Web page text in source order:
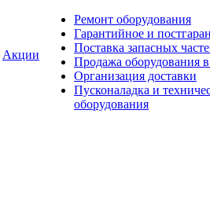
Акции
Ремонт оборудования
Гарантийное и
Поставка запасных
Продажа оборудования
Организация доставки
Пусконаладка и
оборудования